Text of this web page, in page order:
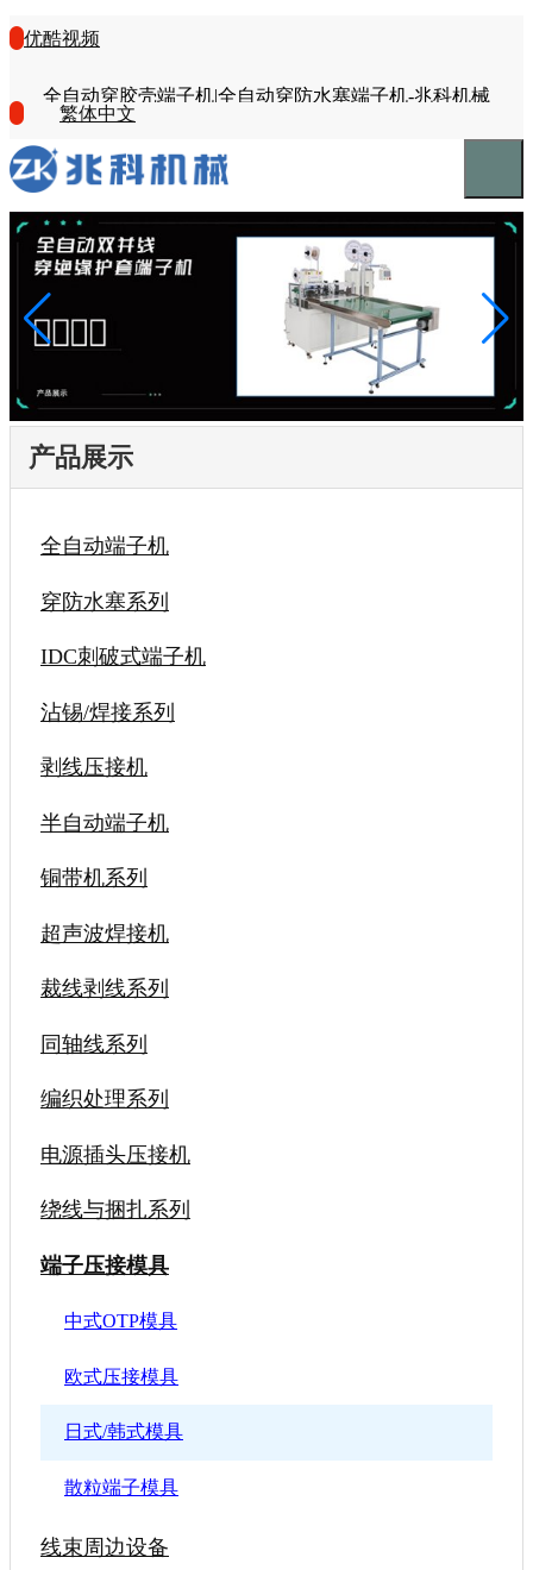
优酷视频
全自动穿胶壳端子机|全自动穿防水塞端子机-兆科机械
繁体中文
产品展示
全自动端子机
穿防水塞系列
IDC刺破式端子机
沾锡/焊接系列
剥线压接机
半自动端子机
铜带机系列
超声波焊接机
裁线剥线系列
同轴线系列
编织处理系列
电源插头压接机
绕线与捆扎系列
端子压接模具
中式OTP模具
欧式压接模具
日式/韩式模具
散粒端子模具
线束周边设备